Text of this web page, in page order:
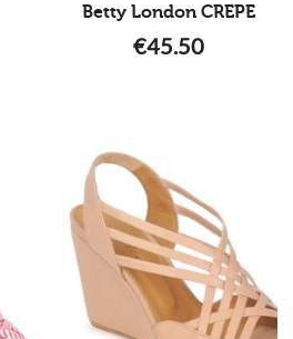
Betty London CREPE
€45.50